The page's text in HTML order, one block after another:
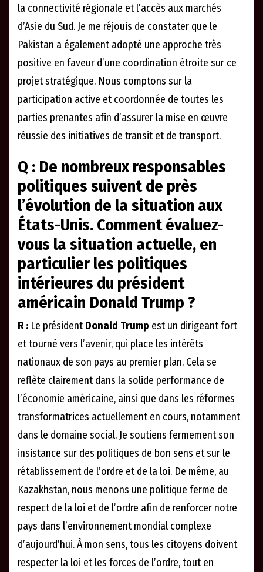
la connectivité régionale et l’accès aux marchés
d’Asie du Sud. Je me réjouis de constater que le
Pakistan a également adopté une approche très
positive en faveur d’une coordination étroite sur ce
projet stratégique. Nous comptons sur la
participation active et coordonnée de toutes les
parties prenantes afin d’assurer la mise en œuvre
réussie des initiatives de transit et de transport.
Q : De nombreux responsables
politiques suivent de près
l’évolution de la situation aux
États-Unis. Comment évaluez-
vous la situation actuelle, en
particulier les politiques
intérieures du président
américain Donald Trump ?
R : Le présidentDonald Trump est un dirigeant fort
et tourné vers l’avenir, qui place les intérêts
nationaux de son pays au premier plan. Cela se
reflète clairement dans la solide performance de
l’économie américaine, ainsi que dans les réformes
transformatrices actuellement en cours, notamment
dans le domaine social. Je soutiens fermement son
insistance sur des politiques de bon sens et sur le
rétablissement de l’ordre et de la loi. De même, au
Kazakhstan, nous menons une politique ferme de
respect de la loi et de l’ordre afin de renforcer notre
pays dans l’environnement mondial complexe
d’aujourd’hui. À mon sens, tous les citoyens doivent
respecter la loi et les forces de l’ordre, tout en